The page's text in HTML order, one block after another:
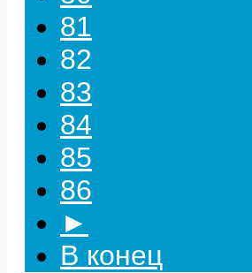
81
82
83
84
85
86
►
В конец